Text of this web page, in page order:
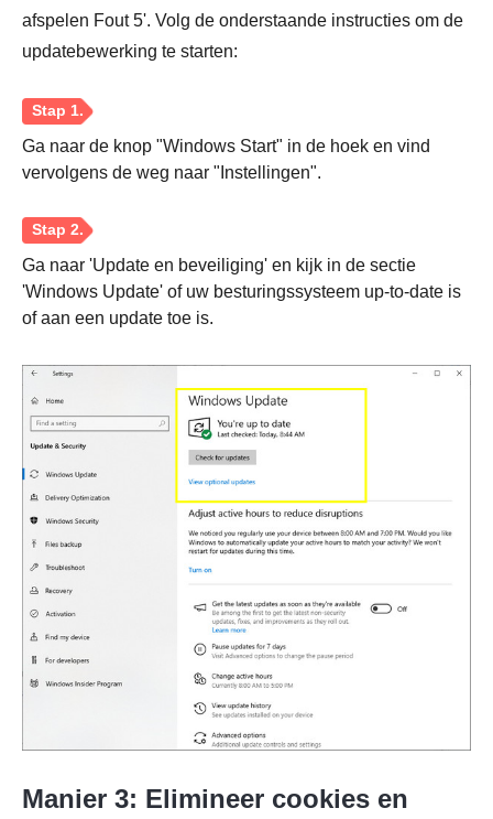
afspelen Fout 5'. Volg de onderstaande instructies om de
updatebewerking te starten:
Stap 1.
Ga naar de knop "Windows Start" in de hoek en vind
vervolgens de weg naar "Instellingen".
Ga naar 'Update en beveiliging' en kijk in de sectie
'Windows Update' of uw besturingssysteem up-to-date is
of aan een update toe is.
Manier 3: Elimineer cookies en